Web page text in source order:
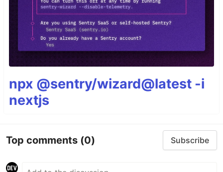
npx @sentry/wizard@latest -i
nextjs
Top comments (0) Subscribe